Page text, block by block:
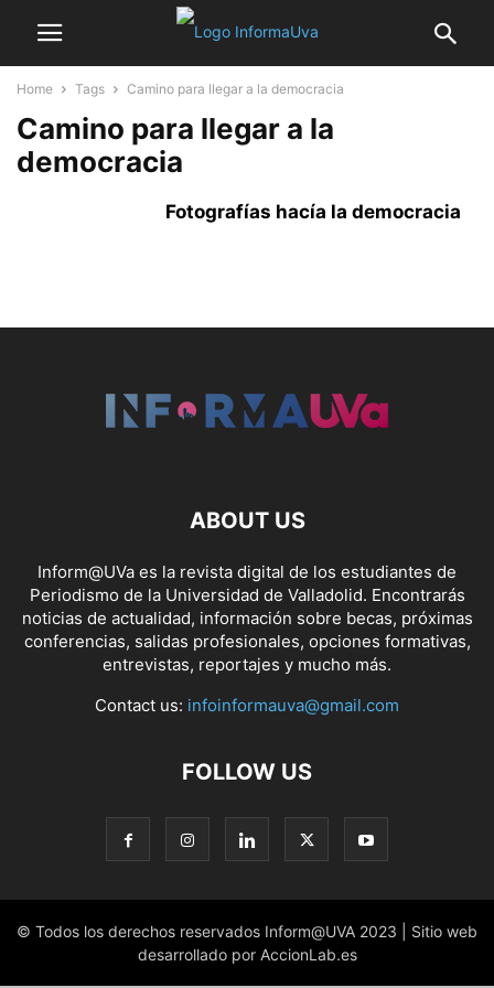
Home Tags Camino para llegar a la democracia
Camino para llegar a la
democracia
Fotografías hacía la democracia
ABOUT US
Inform@UVa es la revista digital de los estudiantes de
Periodismo de la Universidad de Valladolid. Encontrarás
noticias de actualidad, información sobre becas, próximas
conferencias, salidas profesionales, opciones formativas,
entrevistas, reportajes y mucho más.
Contact us: infoinformauva@gmail.com
FOLLOW US
© Todos los derechos reservados Inform@UVA 2023 | Sitio web
desarrollado por AccionLab.es